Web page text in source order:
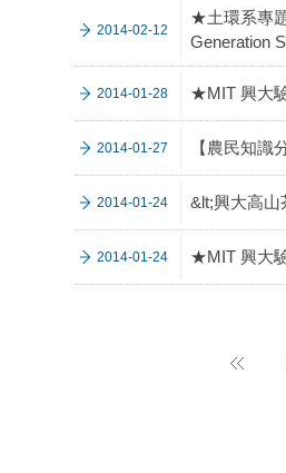
2014-02-12
★土環系專
Generation
2014-01-28 ★MIT 興大
2014-01-27 【農民知
2014-01-24 &lt;興大高山
2014-01-24 ★MIT 興大